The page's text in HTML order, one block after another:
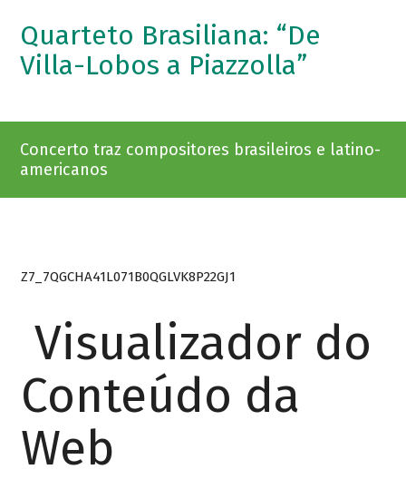
Quarteto Brasiliana: “De
Villa-Lobos a Piazzolla”
Concerto traz compositores brasileiros e latino-
americanos
Z7_7QGCHA41L071B0QGLVK8P22GJ1
Visualizador do
Conteúdo da
Web